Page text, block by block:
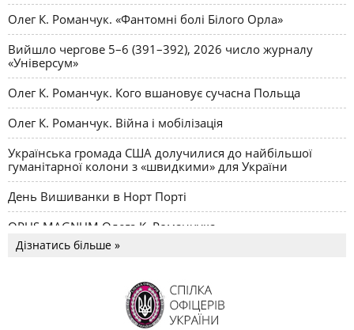
Олег К. Романчук. «Фантомні болі Білого Орла»
Вийшло чергове 5–6 (391–392), 2026 число журналу
«Універсум»
Олег К. Романчук. Кого вшановує сучасна Польща
Олег К. Романчук. Війна і мобілізація
Українська громада США долучилися до найбільшої
гуманітарної колони з «швидкими» для України
День Вишиванки в Норт Порті
OPUS MAGNUM Олега К. Романчука
Дізнатись більше »